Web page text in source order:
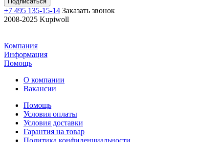
+7 495 135-15-14 Заказать звонок
2008-2025 Kupiwoll
Компания
Информация
Помощь
О компании
Вакансии
Помощь
Условия оплаты
Условия доставки
Гарантия на товар
Политика конфиденциальности